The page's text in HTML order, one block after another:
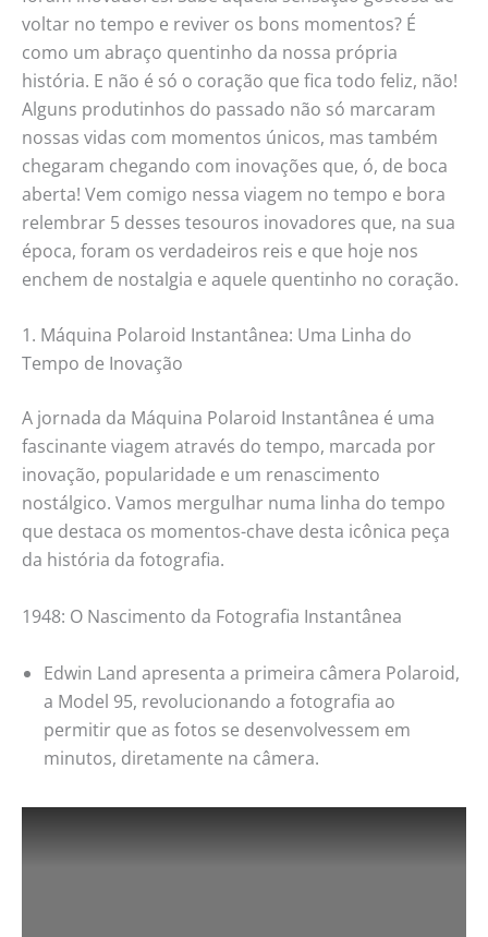
voltar no tempo e reviver os bons momentos? É
como um abraço quentinho da nossa própria
história. E não é só o coração que fica todo feliz, não!
Alguns produtinhos do passado não só marcaram
nossas vidas com momentos únicos, mas também
chegaram chegando com inovações que, ó, de boca
aberta! Vem comigo nessa viagem no tempo e bora
relembrar 5 desses tesouros inovadores que, na sua
época, foram os verdadeiros reis e que hoje nos
enchem de nostalgia e aquele quentinho no coração.
1. Máquina Polaroid Instantânea: Uma Linha do
Tempo de Inovação
A jornada da Máquina Polaroid Instantânea é uma
fascinante viagem através do tempo, marcada por
inovação, popularidade e um renascimento
nostálgico. Vamos mergulhar numa linha do tempo
que destaca os momentos-chave desta icônica peça
da história da fotografia.
1948: O Nascimento da Fotografia Instantânea
Edwin Land apresenta a primeira câmera Polaroid,
a Model 95, revolucionando a fotografia ao
permitir que as fotos se desenvolvessem em
minutos, diretamente na câmera.